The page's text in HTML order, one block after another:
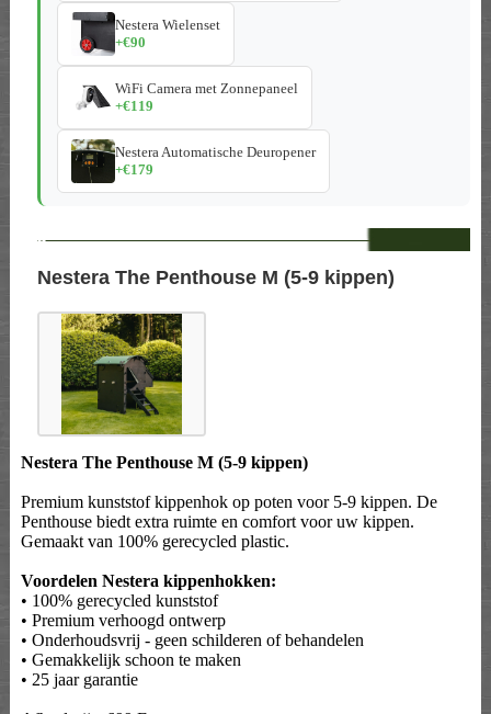
Nestera Wielenset
+€90
WiFi Camera met Zonnepaneel
+€119
Nestera Automatische Deuropener
+€179
--
Nestera The Penthouse M (5-9 kippen)
Nestera The Penthouse M (5-9 kippen)
Premium kunststof kippenhok op poten voor 5-9 kippen. De
Penthouse biedt extra ruimte en comfort voor uw kippen.
Gemaakt van 100% gerecycled plastic.
Voordelen Nestera kippenhokken:
• 100% gerecycled kunststof
• Premium verhoogd ontwerp
• Onderhoudsvrij - geen schilderen of behandelen
• Gemakkelijk schoon te maken
• 25 jaar garantie